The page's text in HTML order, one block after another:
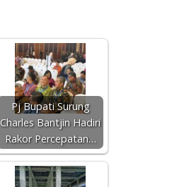
Pj Bupati Surung
Charles Bantjin Hadiri
Rakor Percepatan…